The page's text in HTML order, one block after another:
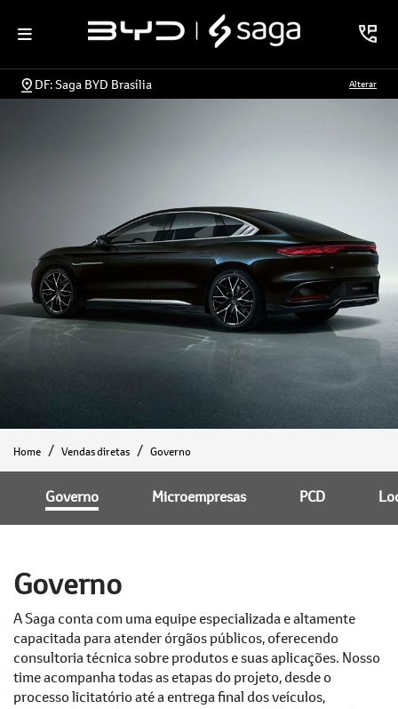
DF: Saga BYD Brasília Alterar
Home Vendas diretas Governo
Microempresas PCD
Governo
Governo
A Saga conta com uma equipe especializada e altamente
capacitada para atender órgãos públicos, oferecendo
consultoria técnica sobre produtos e suas aplicações. Nosso
time acompanha todas as etapas do projeto, desde o
processo licitatório até a entrega final dos veículos,